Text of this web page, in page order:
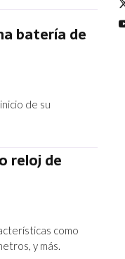
batería de
de su
reloj de
como
y más.